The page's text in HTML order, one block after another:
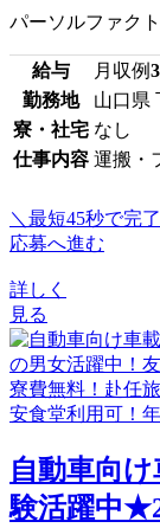
パーソルファク
給与 月収例
勤務地
山口県
寮・社宅 なし
仕事内容 運搬・
＼最短45秒で完
応募へ進む
詳しく
見る
自動車向
験活躍中